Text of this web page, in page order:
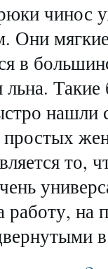
чинос
Они
в
льна.
нашли
простых
то,
на
в